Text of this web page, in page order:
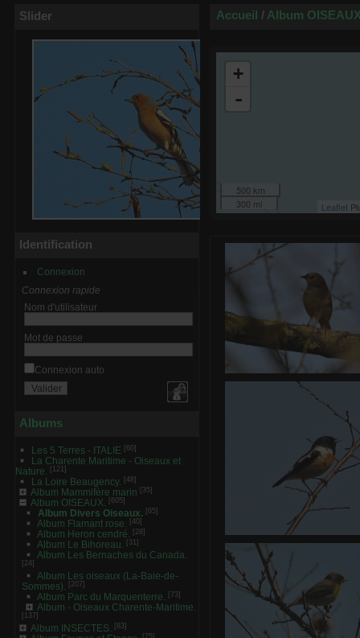
Slider
Identification
Connexion
Connexion rapide
Nom d'utilisateur
Mot de passe
Connexion auto
Albums
Les 5 Terres - ITALIE [60]
La Charente Maritime - Oiseaux et
Nature.
[121]
La Loire Beaugency. [48]
Album Mammifère marin [35]
Album OISEAUX. [605]
Album Divers Oiseaux. [65]
Album Flamant rose. [40]
Album Heron cendré. [28]
Album Le Bihoreau. [31]
Album Les Bernaches du Canada.
[24]
Album Les oiseaux (La-Baie-de-
Sommes).
[207]
Album Parc du Marquenterre. [73]
Album - Oiseaux Charente-Maritime.
[137]
Album INSECTES. [83]
[75]
Accueil / Album
+
-
500 km
300 mi
Leaflet
Ce Oiseau a besoin d'un
vous avez une idée?
en commentaire ci-
vue
Ce Oiseau a besoin
idée? donnez-là en
0 commentaire